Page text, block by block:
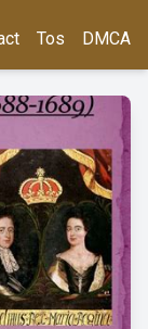
Tos DMCA